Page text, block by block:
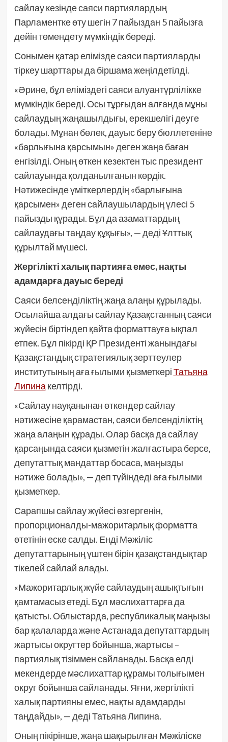
сайлау кезінде саяси партиялардың
Парламентке өту шегін 7 пайыздан 5 пайызға
дейін төмендету мүмкіндік береді.
Сонымен қатар елімізде саяси партияларды
тіркеу шарттары да біршама жеңілдетілді.
«Әрине, бұл еліміздегі саяси алуантүрлілікке
мүмкіндік береді. Осы тұрғыдан алғанда мұны
сайлаудың жаңашылдығы, ерекшелігі деуге
болады. Мұнан бөлек, дауыс беру бюллетеніне
«барлығына қарсымын» деген жаңа баған
енгізілді. Оның өткен кезектен тыс президент
сайлауында қолданылғанын көрдік.
Нәтижесінде үміткерлердің «барлығына
қарсымен» деген сайлаушылардың үлесі 5
пайызды құрады. Бұл да азаматтардың
сайлаудағы таңдау құқығы», — деді Ұлттық
құрылтай мүшесі.
Жергілікті халық партияға емес, нақты
адамдарға дауыс береді
Саяси белсенділіктің жаңа алаңы құрылады.
Осылайша алдағы сайлау Қазақстанның саяси
жүйесін біртіндеп қайта форматтауға ықпал
етпек. Бұл пікірді ҚР Президенті жанындағы
Қазақстандық стратегиялық зерттеулер
институтының аға ғылыми қызметкеріТатьяна
Липинакелтірді.
«Сайлау науқанынан өткендер сайлау
нәтижесіне қарамастан, саяси белсенділіктің
жаңа алаңын құрады. Олар басқа да сайлау
қарсаңында саяси қызметін жалғастыра берсе,
депутаттық мандаттар босаса, маңызды
нәтиже болады», — деп түйіндеді аға ғылыми
қызметкер.
Сарапшы сайлау жүйесі өзгергенін,
пропорционалды-мажоритарлық форматта
өтетінін еске салды. Енді Мәжіліс
депутаттарының үштен бірін қазақстандықтар
тікелей сайлай алады.
«Мажоритарлық жүйе сайлаудың ашықтығын
қамтамасыз етеді. Бұл мәслихаттарға да
қатысты. Облыстарда, республикалық маңызы
бар қалаларда және Астанада депутаттардың
жартысы округтер бойынша, жартысы –
партиялық тізіммен сайланады. Басқа елді
мекендерде мәслихаттар құрамы толығымен
округ бойынша сайланады. Яғни, жергілікті
халық партияны емес, нақты адамдарды
таңдайды», — деді Татьяна Липина.
Оның пікірінше, жаңа шақырылған Мәжіліске